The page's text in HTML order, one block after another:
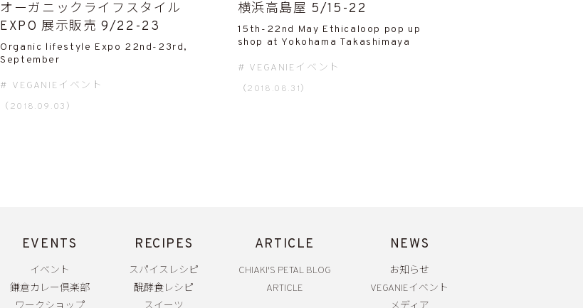
オーガニックライフスタイル
EXPO 展示販売 9/22-23
Organic lifestyle Expo 22nd-23rd,
September
VEGANIEイベント
（2018.09.03）
横浜高島屋 5/15-22
15th-22nd May Ethicaloop pop up
shop at Yokohama Takashimaya
VEGANIEイベント
（2018.08.31）
EVENTS
イベント
鎌倉カレー倶楽部
RECIPES
スパイスレシピ
醗酵食レシピ
ARTICLE
CHIAKI'S PETAL BLOG
ARTICLE
NEWS
お知らせ
VEGANIEイベント